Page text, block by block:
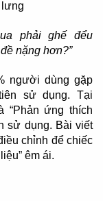
lưng
phải ghế đểu
nặng hơn?”
người dùng gặp
sử dụng. Tại
“Phản ứng thích
sử dụng. Bài viết
chỉnh để chiếc
êm ái.